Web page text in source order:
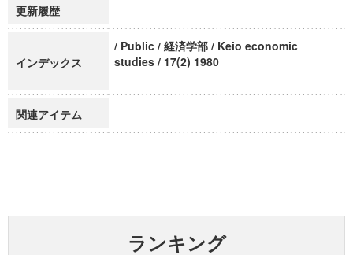
更新履歴
インデックス
/ Public / 経済学部 / Keio economic
studies / 17(2) 1980
関連アイテム
ランキング